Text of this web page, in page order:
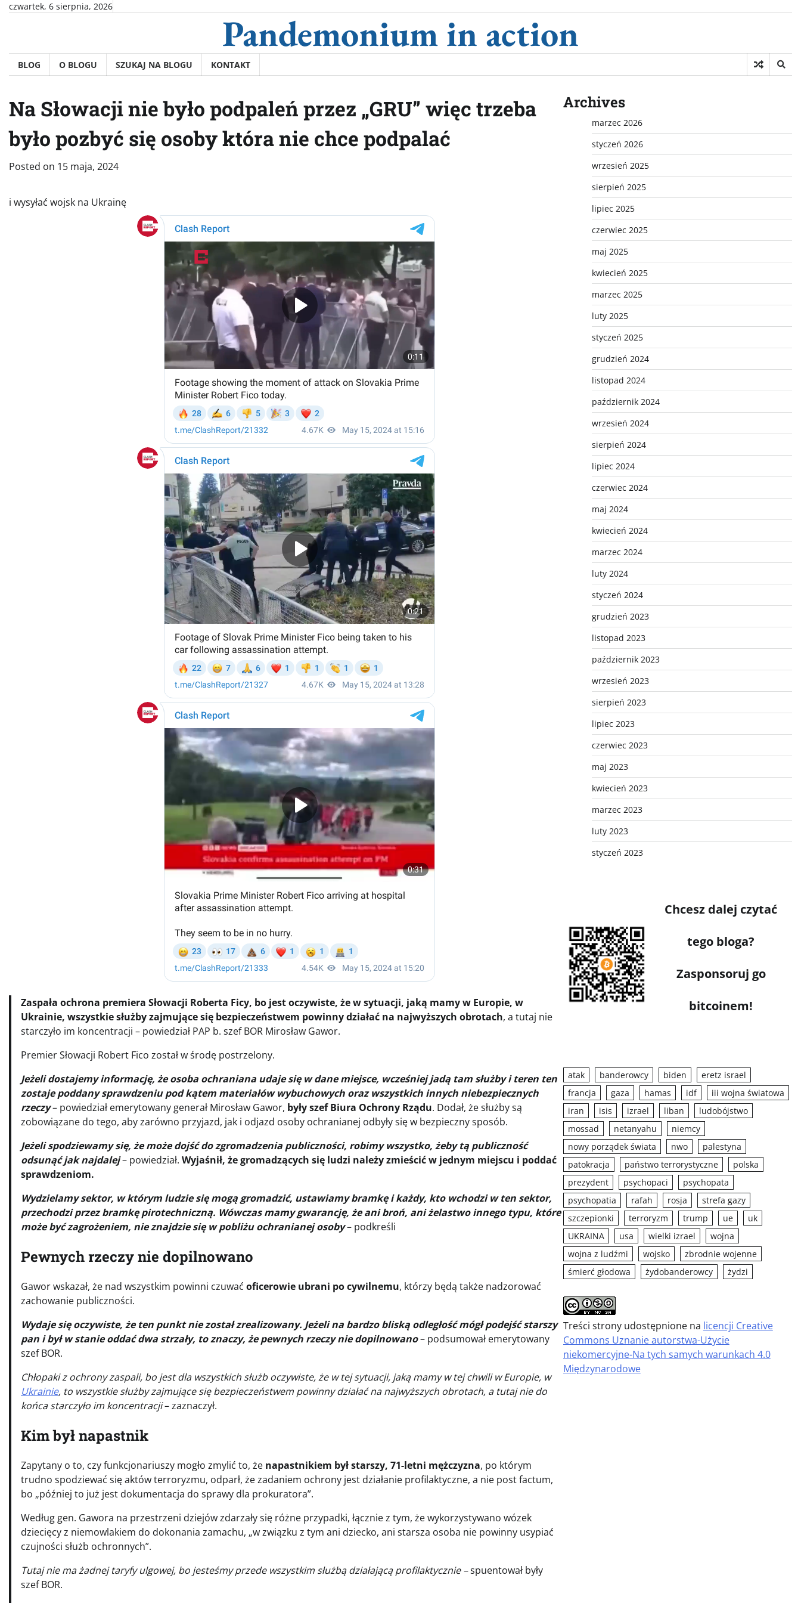
Skipczwartek, 6 sierpnia, 2026
Pandemonium in action
BLOG O BLOGU SZUKAJ NA BLOGU KONTAKT
Na Słowacji nie było podpaleń przez „GRU” więc trzeba
było pozbyć się osoby która nie chce podpalać
Posted on 15 maja, 2024
i wysyłać wojsk na Ukrainę
Zaspała ochrona premiera Słowacji Roberta Ficy, bo jest oczywiste, że w sytuacji, jaką mamy w Europie, w
Ukrainie, wszystkie służby zajmujące się bezpieczeństwem powinny działać na najwyższych obrotach, a tutaj nie
starczyło im koncentracji – powiedział PAP b. szef BOR Mirosław Gawor.
Premier Słowacji Robert Fico został w środę postrzelony.
Jeżeli dostajemy informację, że osoba ochraniana udaje się w dane miejsce, wcześniej jadą tam służby i teren ten
zostaje poddany sprawdzeniu pod kątem materiałów wybuchowych oraz wszystkich innych niebezpiecznych
rzeczy– powiedział emerytowany generał Mirosław Gawor, były szef Biura Ochrony Rządu. Dodał, że służby są
zobowiązane do tego, aby zarówno przyjazd, jak i odjazd osoby ochranianej odbyły się w bezpieczny sposób.
Jeżeli spodziewamy się, że może dojść do zgromadzenia publiczności, robimy wszystko, żeby tą publiczność
odsunąć jak najdalej– powiedział. Wyjaśnił, że gromadzących się ludzi należy zmieścić w jednym miejscu i poddać
sprawdzeniom.
Wydzielamy sektor, w którym ludzie się mogą gromadzić, ustawiamy bramkę i każdy, kto wchodzi w ten sektor,
przechodzi przez bramkę pirotechniczną. Wówczas mamy gwarancję, że ani broń, ani żelastwo innego typu, które
może być zagrożeniem, nie znajdzie się w pobliżu ochranianej osoby– podkreśli
Pewnych rzeczy nie dopilnowano
Gawor wskazał, że nad wszystkim powinni czuwać oficerowie ubrani po cywilnemu, którzy będą także nadzorować
zachowanie publiczności.
Wydaje się oczywiste, że ten punkt nie został zrealizowany. Jeżeli na bardzo bliską odległość mógł podejść starszy
pan i był w stanie oddać dwa strzały, to znaczy, że pewnych rzeczy nie dopilnowano– podsumował emerytowany
szef BOR.
Chłopaki z ochrony zaspali, bo jest dla wszystkich służb oczywiste, że w tej sytuacji, jaką mamy w tej chwili w Europie, w
Ukrainie, to wszystkie służby zajmujące się bezpieczeństwem powinny działać na najwyższych obrotach, a tutaj nie do
końca starczyło im koncentracji– zaznaczył.
Kim był napastnik
Zapytany o to, czy funkcjonariuszy mogło zmylić to, że napastnikiem był starszy, 71-letni mężczyzna, po którym
trudno spodziewać się aktów terroryzmu, odparł, że zadaniem ochrony jest działanie profilaktyczne, a nie post factum,
bo „później to już jest dokumentacja do sprawy dla prokuratora”.
Według gen. Gawora na przestrzeni dziejów zdarzały się różne przypadki, łącznie z tym, że wykorzystywano wózek
dziecięcy z niemowlakiem do dokonania zamachu, „w związku z tym ani dziecko, ani starsza osoba nie powinny usypiać
czujności służb ochronnych”.
Tutaj nie ma żadnej taryfy ulgowej, bo jesteśmy przede wszystkim służbą działającą profilaktycznie –spuentował były
szef BOR.
Archives
marzec 2026
styczeń 2026
wrzesień 2025
sierpień 2025
lipiec 2025
czerwiec 2025
maj 2025
kwiecień 2025
marzec 2025
luty 2025
styczeń 2025
grudzień 2024
listopad 2024
październik 2024
wrzesień 2024
sierpień 2024
lipiec 2024
czerwiec 2024
maj 2024
kwiecień 2024
marzec 2024
luty 2024
styczeń 2024
grudzień 2023
listopad 2023
październik 2023
wrzesień 2023
sierpień 2023
lipiec 2023
czerwiec 2023
maj 2023
kwiecień 2023
marzec 2023
luty 2023
styczeń 2023
Chcesz dalej czytać
tego bloga?
Zasponsoruj go
bitcoinem!
atak banderowcy biden
eretz israel
francja
gaza hamas idf
iii wojna światowa
iran
isis izrael liban
ludobójstwo
mossad
netanyahu
niemcy
nowy porządek świata
nwo
palestyna
patokracja
państwo terrorystyczne
polska
prezydent
psychopaci
psychopata
psychopatia
rafah rosja
strefa gazy
szczepionki
terroryzm trump ue
uk
UKRAINA
usa wielki izrael
wojna
wojna z ludźmi
wojsko
zbrodnie wojenne
śmierć głodowa
żydobanderowcy żydzi
Treści strony udostępnione na licencji Creative
Commons Uznanie autorstwa-Użycie
niekomercyjne-Na tych samych warunkach 4.0
Międzynarodowe